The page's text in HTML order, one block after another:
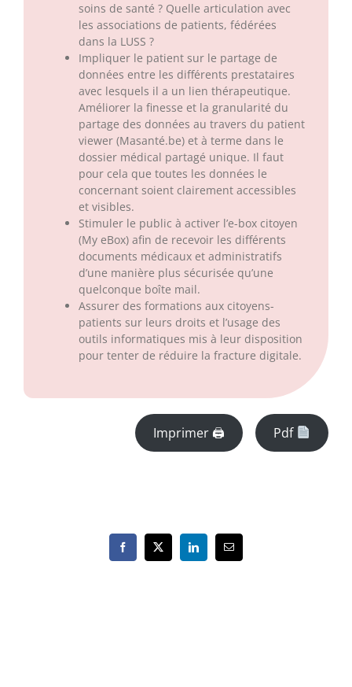
soins de santé ? Quelle articulation avec
les associations de patients, fédérées
dans la LUSS ?
Impliquer le patient sur le partage de
données entre les différents prestataires
avec lesquels il a un lien thérapeutique.
Améliorer la finesse et la granularité du
partage des données au travers du patient
viewer (Masanté.be) et à terme dans le
dossier médical partagé unique. Il faut
pour cela que toutes les données le
concernant soient clairement accessibles
et visibles.
Stimuler le public à activer l’e-box citoyen
(My eBox) afin de recevoir les différents
documents médicaux et administratifs
d’une manière plus sécurisée qu’une
quelconque boîte mail.
Assurer des formations aux citoyens-
patients sur leurs droits et l’usage des
outils informatiques mis à leur disposition
pour tenter de réduire la fracture digitale.
Imprimer 🖨 Pdf
Facebook
X LinkedInEmail